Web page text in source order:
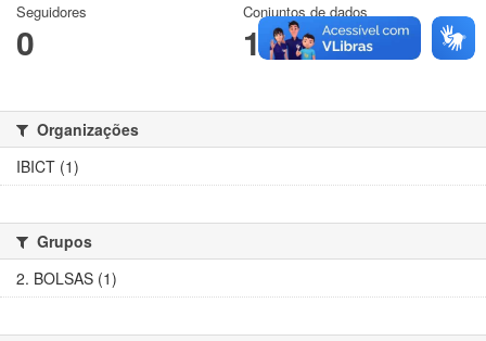
Seguidores
0
Conjuntos de dados
1
Organizações
IBICT (1)
Grupos
2. BOLSAS (1)